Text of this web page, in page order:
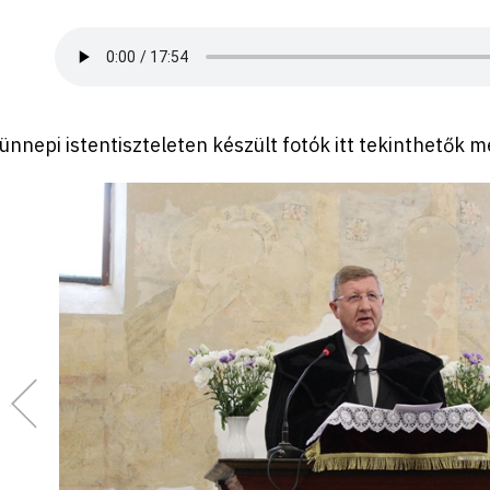
istentiszteleten készült fotók itt tekinthetők